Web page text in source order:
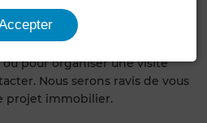
pour organiser une visite
Nous serons ravis de vous
projet immobilier.